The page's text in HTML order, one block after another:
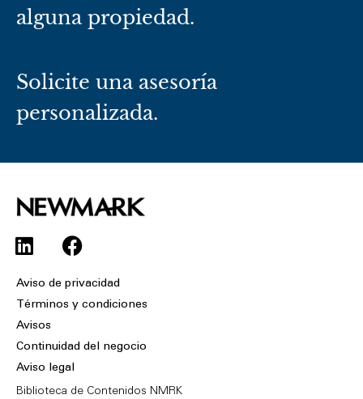
alguna propiedad.
Solicite una asesoría
personalizada.
L
i
n
k
e
d
i
n
F
a
c
b
o
k
Aviso de privacidad
Términos y condiciones
Avisos
Continuidad del negocio
Aviso legal
Biblioteca de Contenidos NMRK